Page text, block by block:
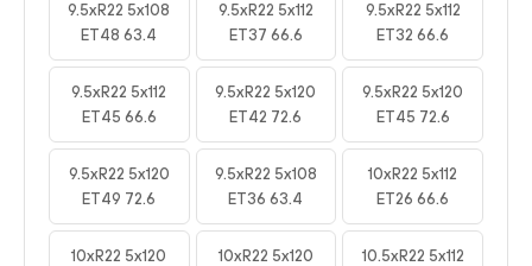
9.5xR22 5x108
ET48 63.4
9.5xR22 5x112
ET37 66.6
9.5xR22 5x112
ET32 66.6
9.5xR22 5x112
ET45 66.6
9.5xR22 5x120
ET42 72.6
9.5xR22 5x120
ET45 72.6
9.5xR22 5x120
ET49 72.6
9.5xR22 5x108
ET36 63.4
10xR22 5x112
ET26 66.6
10xR22 5x120
10xR22 5x120
10.5xR22 5x112